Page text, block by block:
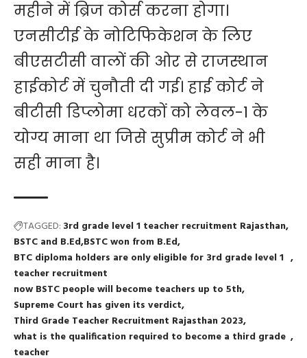
महीने में ब्रिज कोर्स करना होगा।
एनसीटीई के नोटिफिकेशन के लिए
बीएसटीसी वालों की ओर से राजस्थान
हाईकोर्ट में चुनौती दी गई। हाई कोर्ट ने
बीटीसी डिप्लोमा धरकों को लेवल-1 के
योग्य माना था जिसे सुप्रीम कोर्ट ने भी
सही माना है।
TAGGED: 3rd grade level 1 teacher recruitment Rajasthan
BSTC and B.Ed BSTC won from B.Ed
BTC diploma holders are only eligible for 3rd grade level 1
teacher recruitment
now BSTC people will become teachers up to 5th
Supreme Court has given its verdict
Third Grade Teacher Recruitment Rajasthan 2023
what is the qualification required to become a third grade
teacher